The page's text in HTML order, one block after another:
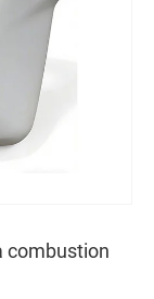
combustion